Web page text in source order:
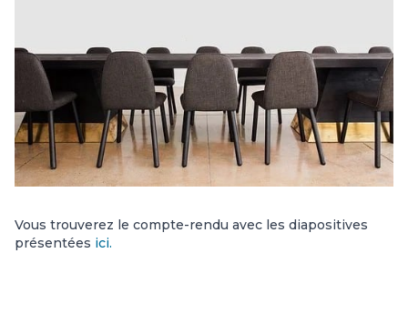
Vous trouverez le compte-rendu avec les diapositives
présentées ici.